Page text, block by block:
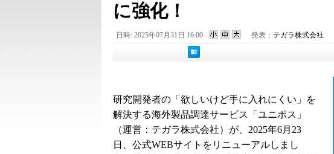
に強化！
日時: 2025年07月31日 16:00 発表： テガラ株式会社
研究開発者の「欲しいけど手に入れにくい」を
解決する海外製品調達サービス「ユニポス」
（運営：テガラ株式会社）が、2025年6月23
日、公式WEBサイトをリニューアルしまし